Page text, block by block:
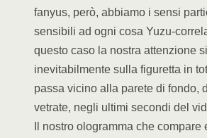
fanyus, però, abbiamo i sensi
sensibili ad ogni cosa Yuzu-
questo caso la nostra attenzione
inevitabilmente sulla figuretta in
passa vicino alla parete di fondo,
vetrate, negli ultimi secondi del
Il nostro ologramma che compare